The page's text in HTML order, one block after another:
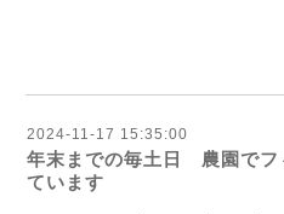
2024-11-17 15:35:00
年末までの毎土日 農園でフ
ています